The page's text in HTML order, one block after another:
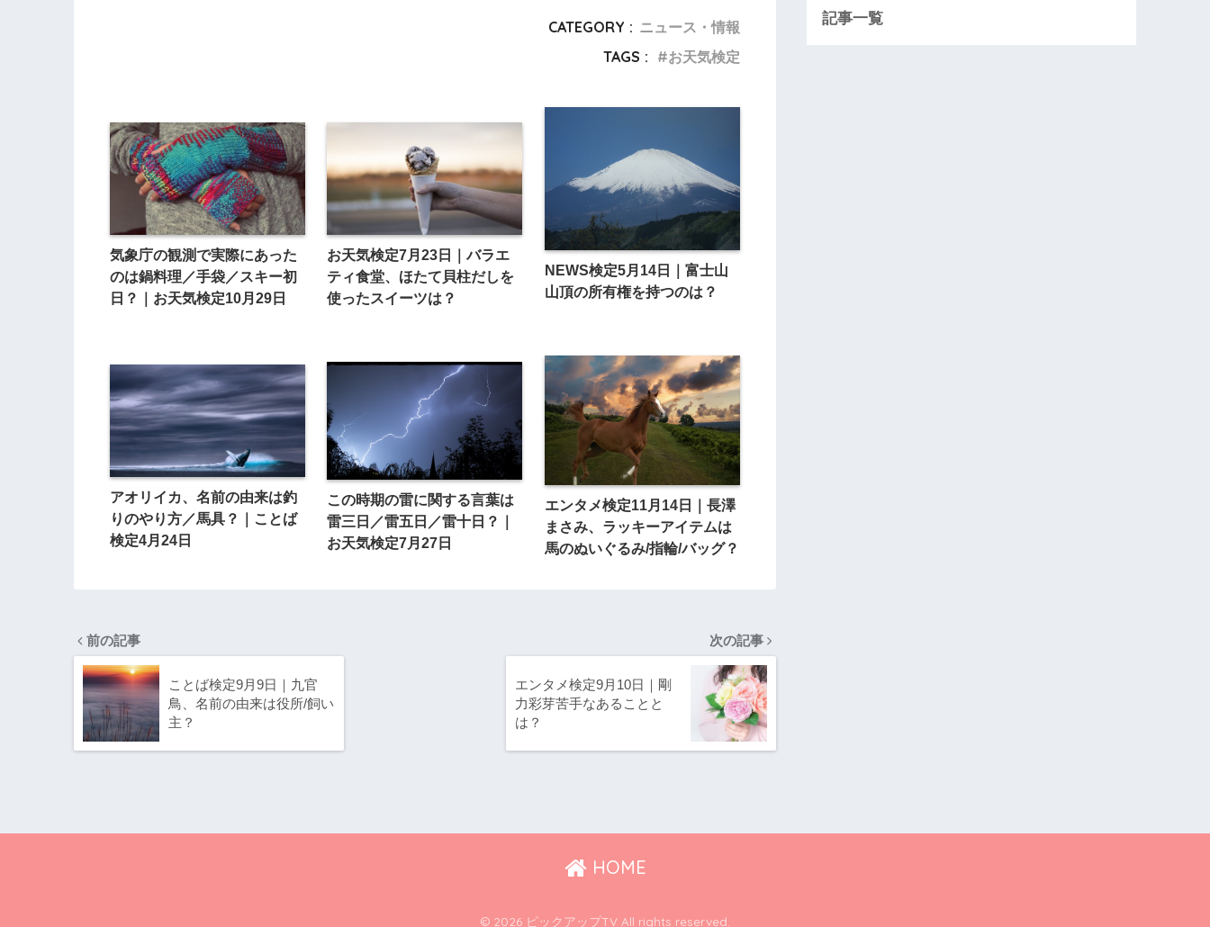
CATEGORY : ニュース・情報
TAGS :
お天気検定
気象庁の観測で実際にあった
のは鍋料理／手袋／スキー初
日？｜お天気検定10月29日
お天気検定7月23日｜バラエ
ティ食堂、ほたて貝柱だしを
使ったスイーツは？
NEWS検定5月14日｜富士山
山頂の所有権を持つのは？
アオリイカ、名前の由来は釣
りのやり方／馬具？｜ことば
検定4月24日
この時期の雷に関する言葉は
雷三日／雷五日／雷十日？｜
お天気検定7月27日
エンタメ検定11月14日｜長澤
まさみ、ラッキーアイテムは
馬のぬいぐるみ/指輪/バッグ？
前の記事
ことば検定9月9日｜九官
鳥、名前の由来は役所/飼い
主？
次の記事
エンタメ検定9月10日｜剛
力彩芽苦手なあることと
は？
記事一覧
HOME
© 2026 ピックアップTV All rights reserved.